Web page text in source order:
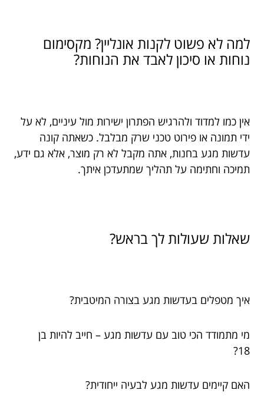
למה לא פשוט לקנות אונליין? מקסימום
נוחות או סיכון לאבד את הנוחות?
אין כמו למדוד ולהרגיש הפתרון ישירות מול עיניים, לא על
ידי תמונה או פירוט טכני שרק מבלבל. כשאתה קונה
עדשות מגע בחנות, אתה מקבל לא רק מוצר, אלא גם ידע,
תמיכה וחתימה על תהליך שמתעדכן איתך.
שאלות שעולות לך בראש?
איך מטפלים בעדשות מגע בצורה המיטבית?
מי מתמודד הכי טוב עם עדשות מגע – חייב להיות בן
18?
האם קיימים עדשות מגע לבעיה ייחודית?